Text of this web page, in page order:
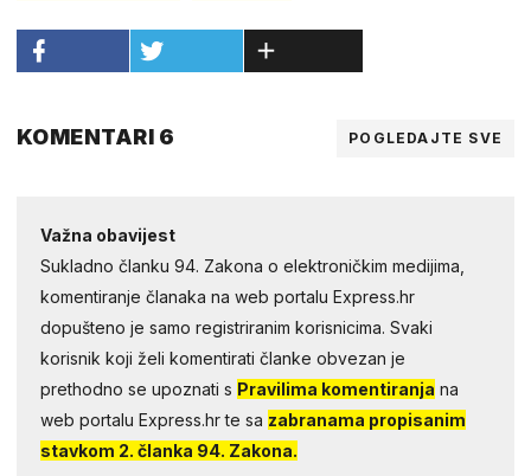
KOMENTARI 6 POGLEDAJTE SVE
Važna obavijest
Sukladno članku 94. Zakona o elektroničkim medijima,
komentiranje članaka na web portalu Express.hr
dopušteno je samo registriranim korisnicima. Svaki
korisnik koji želi komentirati članke obvezan je
prethodno se upoznati s Pravilima komentiranja na
web portalu Express.hr te sa zabranama propisanim
stavkom 2. članka 94. Zakona.